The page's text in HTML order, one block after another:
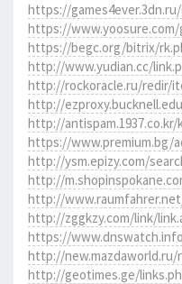
https://
https://www.yoosure.com/
https://begc.org/bitrix/
http://www.yudian.cc/
http://rockoracle.ru/redir/
http://
http://antispam.1937.co.kr/
https://www.premium.bg/
http://ysm.epizy.com/
http://
http://
http://zggkzy.com/link/
https://
http://new.mazdaworld.ru/
http://geotimes.ge/